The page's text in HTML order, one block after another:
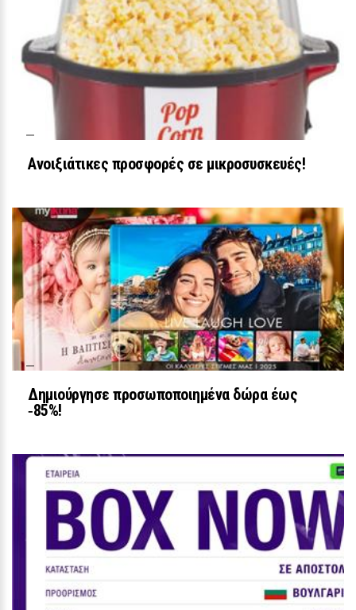
LIFESTYLE
Κατερίνα Παπουτσάκη: Η πασαρέλα
με το «Καλοκαιρινά ραντεβού» που
κέρδισε όλα τα σχόλια
26 / 30
Ανοιξιάτικες προσφορές σε μικροσυσκευές!
Δημιούργησε προσωποποιημένα δώρα έως
‑85%!